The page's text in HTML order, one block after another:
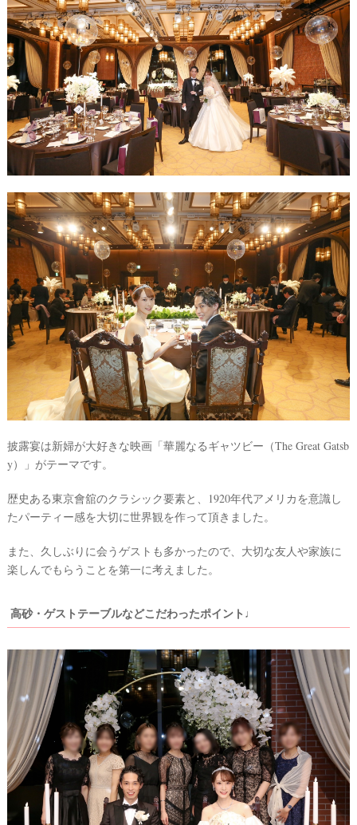
披露宴は新婦が大好きな映画「華麗なるギャツビー（The Great Gatsb
y）」がテーマです。
歴史ある東京會舘のクラシック要素と、1920年代アメリカを意識し
たパーティー感を大切に世界観を作って頂きました。
また、久しぶりに会うゲストも多かったので、大切な友人や家族に
楽しんでもらうことを第一に考えました。
高砂・ゲストテーブルなどこだわったポイント♩
ウ
ェ
デ
ィ
ン
グ
フ
ォ
ト